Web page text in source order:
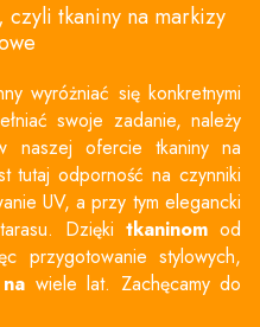
czyli tkaniny na markizy
wyróżniać się konkretnymi
swoje zadanie, należy
naszej ofercie tkaniny na
tutaj odporność na czynniki
UV, a przy tym elegancki
Dzięki tkaninom od
przygotowanie stylowych,
wiele lat. Zachęcamy do